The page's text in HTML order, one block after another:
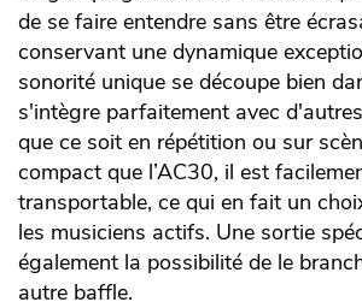
de se faire entendre sans être
conservant une dynamique
sonorité unique se découpe bien
s'intègre parfaitement avec
que ce soit en répétition ou sur
compact que l’AC30, il est
transportable, ce qui en fait un
les musiciens actifs. Une sortie
également la possibilité de le
autre baffle.